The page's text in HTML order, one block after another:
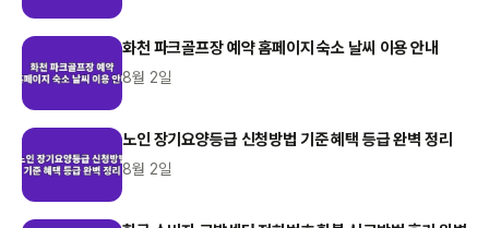
화천 파크골프장 예약 홈페이지 숙소 날씨 이용 안내
8월 2일
노인 장기요양등급 신청방법 기준 혜택 등급 완벽 정리
8월 2일